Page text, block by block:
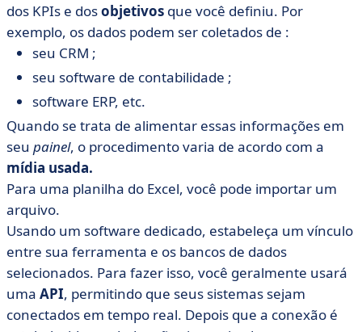
dos KPIs e dosobjetivos que você definiu. Por
exemplo, os dados podem ser coletados de :
seu CRM ;
seu software de contabilidade ;
software ERP, etc.
Quando se trata de alimentar essas informações em
seu painel, o procedimento varia de acordo com a
mídia usada.
Para uma planilha do Excel, você pode importar um
arquivo.
Usando um software dedicado, estabeleça um vínculo
entre sua ferramenta e os bancos de dados
selecionados. Para fazer isso, você geralmente usará
uma API, permitindo que seus sistemas sejam
conectados em tempo real. Depois que a conexão é